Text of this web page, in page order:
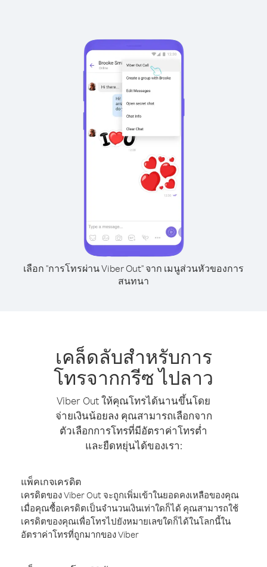
เลือก "การโทรผ่าน Viber Out" จาก เมนูส่วนหัวของการ
สนทนา
เคล็ดลับสำหรับการ
โทรจากกรีซ ไปลาว
Viber Out ให้คุณโทรได้นานขึ้นโดย
จ่ายเงินน้อยลง คุณสามารถเลือกจาก
ตัวเลือกการโทรที่มีอัตราค่าโทรต่ำ
และยืดหยุ่นได้ของเรา:
แพ็คเกจเครดิต
เครดิตของ Viber Out จะถูกเพิ่มเข้าในยอดคงเหลือของคุณ
เมื่อคุณซื้อเครดิตเป็นจำนวนเงินเท่าใดก็ได้ คุณสามารถใช้
เครดิตของคุณเพื่อโทรไปยังหมายเลขใดก็ได้ในโลกนี้ใน
อัตราค่าโทรที่ถูกมากของ Viber